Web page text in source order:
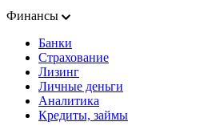
Финансы
Банки
Страхование
Лизинг
Личные деньги
Аналитика
Кредиты, займы